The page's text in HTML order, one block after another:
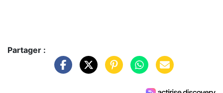
Partager :